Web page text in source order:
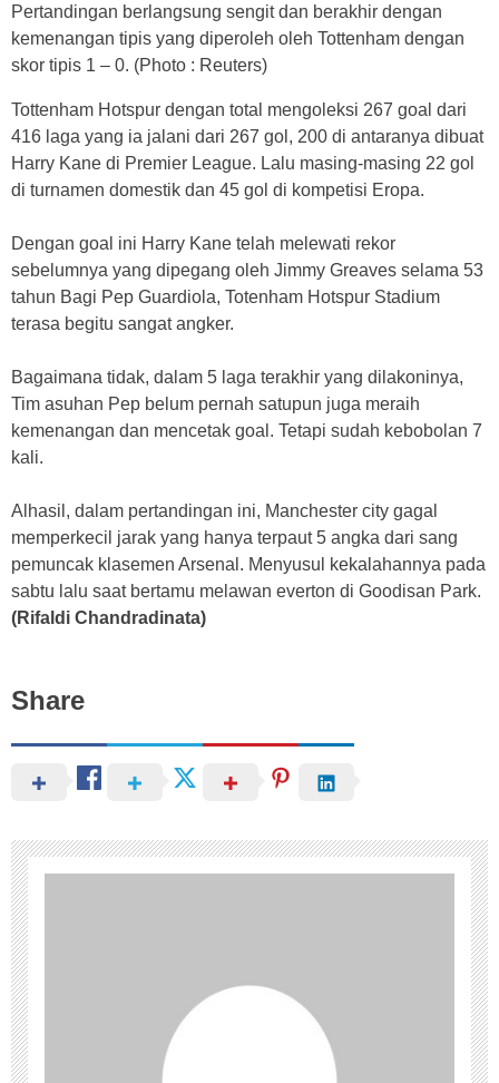
Pertandingan berlangsung sengit dan berakhir dengan
kemenangan tipis yang diperoleh oleh Tottenham dengan
skor tipis 1 – 0. (Photo : Reuters)
Tottenham Hotspur dengan total mengoleksi 267 goal dari
416 laga yang ia jalani dari 267 gol, 200 di antaranya dibuat
Harry Kane di Premier League. Lalu masing-masing 22 gol
di turnamen domestik dan 45 gol di kompetisi Eropa.
Dengan goal ini Harry Kane telah melewati rekor
sebelumnya yang dipegang oleh Jimmy Greaves selama 53
tahun Bagi Pep Guardiola, Totenham Hotspur Stadium
terasa begitu sangat angker.
Bagaimana tidak, dalam 5 laga terakhir yang dilakoninya,
Tim asuhan Pep belum pernah satupun juga meraih
kemenangan dan mencetak goal. Tetapi sudah kebobolan 7
kali.
Alhasil, dalam pertandingan ini, Manchester city gagal
memperkecil jarak yang hanya terpaut 5 angka dari sang
pemuncak klasemen Arsenal. Menyusul kekalahannya pada
sabtu lalu saat bertamu melawan everton di Goodisan Park.
(Rifaldi Chandradinata)
Share